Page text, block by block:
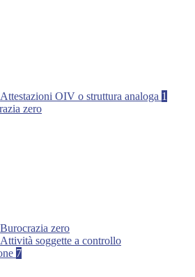
Attestazioni OIV o struttura analoga 1
zero
Burocrazia zero
Attività soggette a controllo
7